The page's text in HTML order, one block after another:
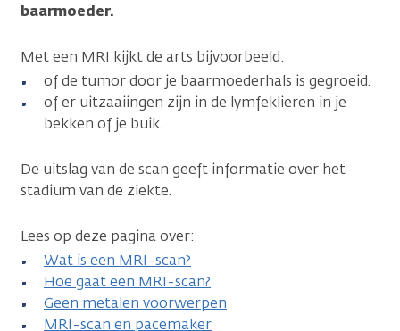
baarmoeder.
Met een MRI kijkt de arts bijvoorbeeld:
of de tumor door je baarmoederhals is gegroeid.
of er uitzaaiingen zijn in de lymfeklieren in je
bekken of je buik.
De uitslag van de scan geeft informatie over het
stadium van de ziekte.
Lees op deze pagina over:
Wat is een MRI-scan?
Hoe gaat een MRI-scan?
Geen metalen voorwerpen
MRI-scan en pacemaker